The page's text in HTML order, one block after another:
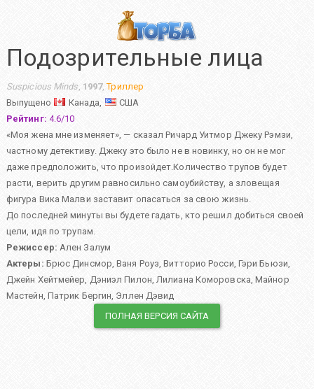
Подозрительные лица
Suspicious Minds, 1997,Триллер
Выпущено
Канада,
США
Рейтинг: 4.6/10
«Моя жена мне изменяет», — сказал Ричард Уитмор Джеку Рэмзи,
частному детективу. Джеку это было не в новинку, но он не мог
даже предположить, что произойдет.Количество трупов будет
расти, верить другим равносильно самоубийству, а зловещая
фигура Вика Малви заставит опасаться за свою жизнь.
До последней минуты вы будете гадать, кто решил добиться своей
цели, идя по трупам.
Режиссер: Ален Залум
Актеры: Брюс Динсмор,Ваня Роуз,Витторио Росси, Гэри Бьюзи,
Джейн Хейтмейер, Дэниэл Пилон,Лилиана Коморовска,Майнор
Мастейн, Патрик Бергин, Эллен Дэвид
ПОЛНАЯ ВЕРСИЯ САЙТА